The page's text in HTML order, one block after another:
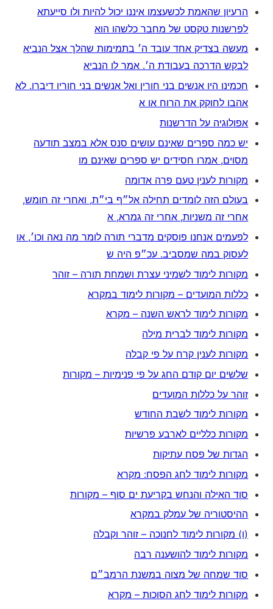
הרעיון שהאמת לכשעצמו איננו יכול להיות ולו סייעתא
לפרשנות טקסט של מחבר כלשהו הוא
מעשה בצדיק אחד עובד ה׳ בתמימות שהלך אצל הנביא
לבקש הדרכה בעבודת ה׳. אמר לו הנביא
חכמינו היו אנשים בני חורין ואל אנשים בני חוריו דיברו. לא
אהבו לחוקק את הרוח או א
אפולוגיה על הדרשנות
יש כמה ספרים שאינם עושים סנס אלא במצב תודעה
מסוים, אמרו חסידים יש ספרים שאינם מו
מקורות לענין טעם פרה אדומה
בעולם הזה לומדים תחילה אל״ף בי״ת, ואחרי זה חומש,
אחרי זה משניות, אחרי זה גמרא, א
לפעמים אנחנו פוסקים מדברי תורה לומר מה נאה וכו׳, או
לעסוק במה שמסביב. עכ״פ היה ש
מקורות לימוד לשמיני עצרת ושמחת תורה – זוהר
כללות המועדים – מקורות לימוד במקרא
מקורות לימוד לראש השנה – מקרא
מקורות לימוד לברית מילה
מקורות לענין קרח על פי קבלה
שלשים יום קודם החג על פי פנימיות – מקורות
זוהר על כללות המועדים
מקורות לימוד לשבת החודש
מקורות כלליים לארבע פרשיות
הגדות של פסח עתיקות
מקורות לימוד לחג הפסח: מקרא
סוד האילה והנחש בקריעת ים סוף – מקורות
ההיסטוריה של עמלק במקרא
(ו) מקורות לימוד לחנוכה – זוהר וקבלה
מקורות לימוד להושענה רבה
סוד שמחה של מצוה במשנת הרמב״ם
מקורות לימוד לחג הסוכות – מקרא